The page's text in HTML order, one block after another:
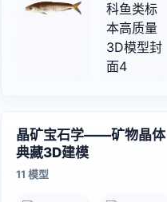
晶矿宝石学——矿物晶体
典藏3D建模
11 模型